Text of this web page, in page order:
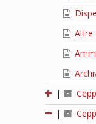
Altre
|
|